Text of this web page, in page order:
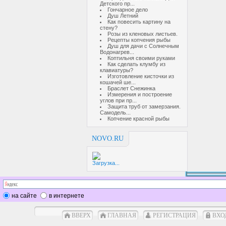
Детского пр...
Гончарное дело
Душ Летний
Как повесить картину на
стену?
Розы из кленовых листьев.
Рецепты копчения рыбы
Душ для дачи с Солнечным
Водонагрев...
Коптильня своими руками
Как сделать клумбу из
клавиатуры?
Изготовление кисточки из
кошачей ше...
Браслет Снежинка
Измерения и построение
углов при пр...
Защита труб от замерзания.
Самодель...
Копчение красной рыбы
NOVO.RU
Загрузка...
на сайте в интернете
ВВЕРХ ГЛАВНАЯ РЕГИСТРАЦИЯ